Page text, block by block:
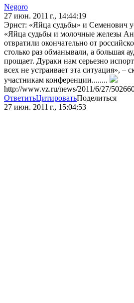
Negoro
27 июн. 2011 г., 14:44:19
Эрнст: «Яйца судьбы» и Семенович
«Яйца судьбы и молочные железы
отвратили окончательно от
столько раз обманывали, а большая
прощает. Дураки нам серьезно
всех не устраивает эта ситуация», –
участникам конференции........
http://www.vz.ru/news/2011/6/27/
ОтветитьЦитироватьПоделиться
27 июн. 2011 г., 15:04:53